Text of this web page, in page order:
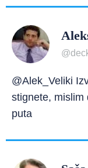
@Alek_Veliki
stignete, mislim
puta